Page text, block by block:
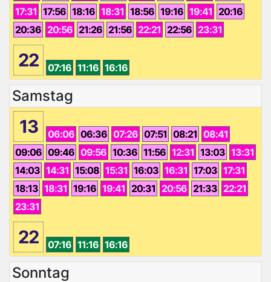
17:31 17:56 18:16 18:31 18:56 19:16 19:41 20:16
20:36 20:56 21:26 21:56 22:21 22:56 23:31
22 07:16 11:16 16:16
Samstag
13 06:06 06:36 07:26 07:51 08:21 08:41
09:06 09:46 09:56 10:36 11:56 12:31 13:03 13:31
14:03 14:31 15:08 15:31 16:03 16:31 17:03 17:31
18:13 18:31 19:16 19:41 20:31 20:56 21:33 22:21
23:31
22 07:16 11:16 16:16
Sonntag